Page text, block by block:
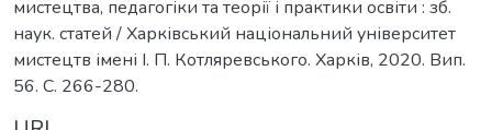
мистецтва, педагогіки та теорії і практики освіти : зб.
наук. статей / Харківський національний університет
мистецтв імені І. П. Котляревського. Харків, 2020. Вип.
56. С. 266-280.